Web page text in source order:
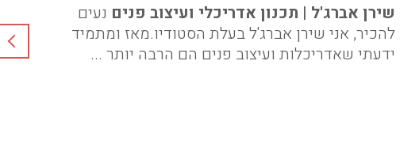
שירן אברג'ל | תכנון אדריכלי ועיצוב פנים נעים
להכיר, אני שירן אברג'ל בעלת הסטודיו.מאז ומתמיד
ידעתי שאדריכלות ועיצוב פנים הם הרבה יותר ...